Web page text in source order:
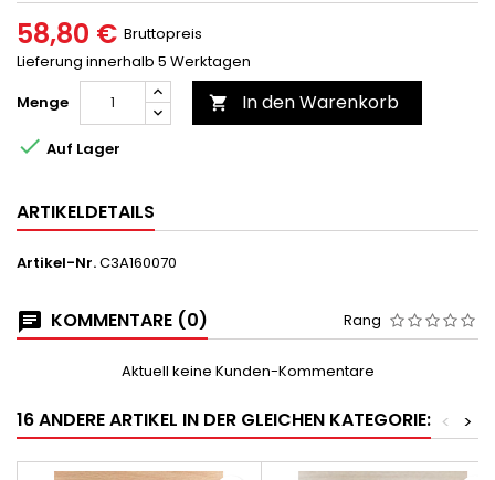
58,80 € Bruttopreis
Lieferung innerhalb 5 Werktagen
Menge
 In den Warenkorb
 Auf Lager
ARTIKELDETAILS
Artikel-Nr.C3A160070
KOMMENTARE (0) Rang
Aktuell keine Kunden-Kommentare
16 ANDERE ARTIKEL IN DER GLEICHEN KATEGORIE: >
<